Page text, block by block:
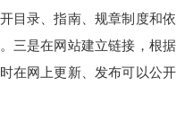
目录、指南、规章制度和依
三是在网站建立链接，根据
在网上更新、发布可以公开